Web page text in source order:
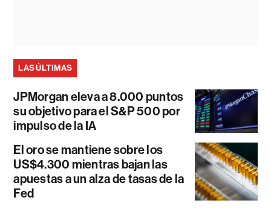
LAS ÚLTIMAS
JPMorgan eleva a 8.000 puntos
su objetivo para el S&P 500 por
impulso de la IA
El oro se mantiene sobre los
US$4.300 mientras bajan las
apuestas a un alza de tasas de la
Fed